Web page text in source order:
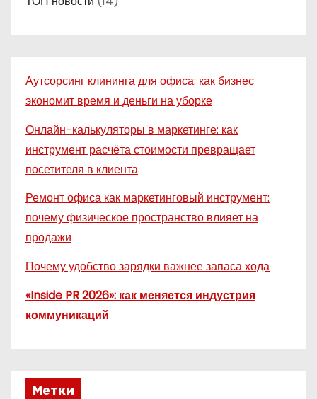
Аутсорсинг клининга для офиса: как бизнес
экономит время и деньги на уборке
Онлайн-калькуляторы в маркетинге: как
инструмент расчёта стоимости превращает
посетителя в клиента
Ремонт офиса как маркетинговый инструмент:
почему физическое пространство влияет на
продажи
Почему удобство зарядки важнее запаса хода
«Inside PR 2026»: как меняется индустрия
коммуникаций
Метки